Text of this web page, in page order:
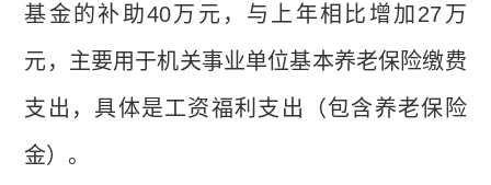
基金的补助40万元，与上年相比增加 27万
元，主要用于机关事业单位基本养老保险缴费
支出，具体是工资福利支出（包含养老保险
金）。